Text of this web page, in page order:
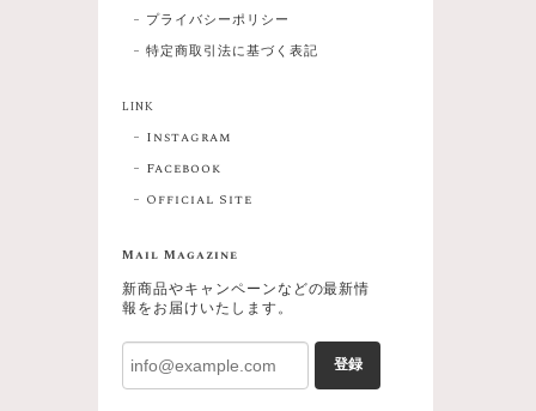
プライバシーポリシー
特定商取引法に基づく表記
LINK
Instagram
Facebook
Official Site
Mail Magazine
新商品やキャンペーンなどの最新情
報をお届けいたします。
登録